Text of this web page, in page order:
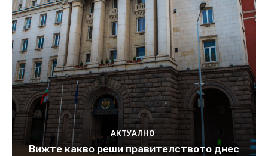
АКТУАЛНО
Вижте какво реши правителството днес